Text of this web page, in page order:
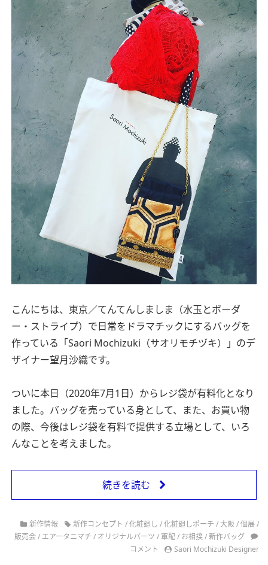
こんにちは、東京／てんてんしましま（水玉とボーダ
ー・ストライプ）で日常をドラマチックにするバッグを
作っている「Saori Mochizuki（サオリモチヅキ）」のデ
ザイナー望月沙織です。
ついに本日（2020年7月1日）からレジ袋が有料化となり
ました。バッグを売っている身として、また、お買い物
の際、今後はレジ袋を有料で提供する立場として、いろ
んなことを考えました。
続きを読む
新作情報 新作コンセプト /化粧廻し /化粧廻しポーチ /大阪/個展/
販売会/ エアータニマチ / オリジナルパーツ / 軍配/ お相撲/新作バッグ
コメント
Saori Mochizuki Designer